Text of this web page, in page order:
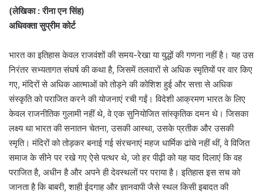
(लेखिका : रीना एन सिंह)
अधिवक्ता सुप्रीम कोर्ट
भारत का इतिहास केवल राजवंशों की समय-रेखा या युद्धों की गणना नहीं है। यह उस
निरंतर सभ्यतागत संघर्ष की कथा है, जिसमें तलवारों से अधिक स्मृतियों पर वार किए
गए, मंदिरों से अधिक आत्माओं को तोड़ने की कोशिश हुई और सत्ता से अधिक
संस्कृति को पराजित करने की योजनाएं रची गईं। विदेशी आक्रमण भारत के लिए
केवल राजनीतिक गुलामी नहीं थे, वे एक सुनियोजित सांस्कृतिक दमन थे। जिसका
लक्ष्य था भारत की सनातन चेतना, उसकी आस्था, उसके प्रतीक और उसकी
स्मृति। मंदिरों को तोड़कर बनाई गई संरचनाएं महज धार्मिक ढांचे नहीं थीं, वे विजित
समाज के सीने पर रखे गए ऐसे पत्थर थे, जो हर पीढ़ी को यह याद दिलाएं कि वह
पराजित है, अधीन है और अपने ही देवस्थलों पर पराया है। इतिहास इस सच को
जानता है कि बाबरी, शाही ईदगाह और ज्ञानवापी जैसे स्थल किसी इबादत की